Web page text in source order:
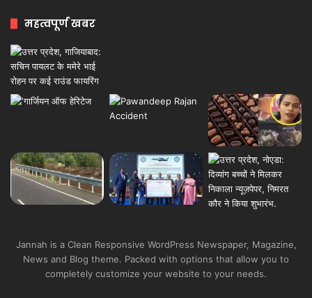
महत्वपूर्ण खबर
Jannah is a Clean Responsive WordPress Newspaper, Magazine,
News and Blog theme. Packed with options that allow you to
completely customize your website to your needs.